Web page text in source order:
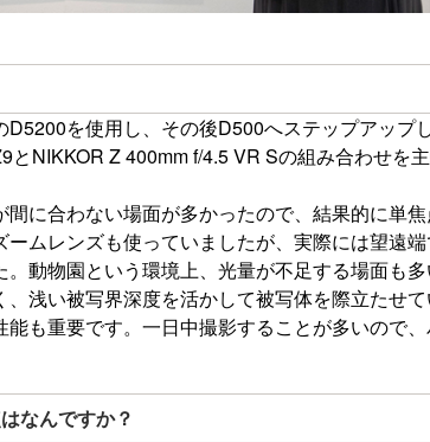
を使用し、その後D500へステップアップ
NIKKOR Z 400mm f/4.5 VR Sの組み合わせを
に合わない場面が多かったので、結果的に単
ムレンズも使っていましたが、実際には望遠
動物園という環境上、光量が不足する場面も
浅い被写界深度を活かして被写体を際立たせて
も重要です。一日中撮影することが多いので
なんですか？